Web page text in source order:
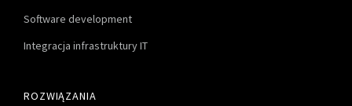
Software development
Integracja infrastruktury IT
ROZWIĄZANIA